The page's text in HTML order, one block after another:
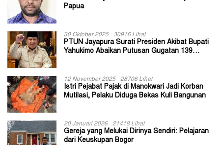
Papua
30 Oktober 2025 30916 Lihat
PTUN Jayapura Surati Presiden Akibat Bupati
Yahukimo Abaikan Putusan Gugatan 139
12 November 2025 28706 Lihat
Istri Pejabat Pajak di Manokwari Jadi Korban
Mutilasi, Pelaku Diduga Bekas Kuli Bangunan
20 Januari 2026 21418 Lihat
Gereja yang Melukai Dirinya Sendiri: Pelajaran
dari Keuskupan Bogor